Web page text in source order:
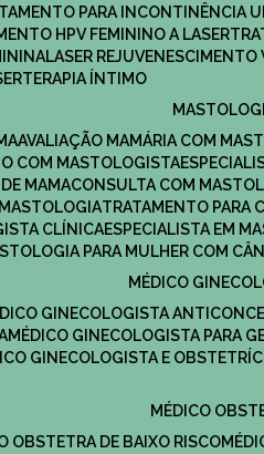
PARA INCONTINÊNCIA
HPV FEMININO A LASER
LASER
ÍNTIMO
AVALIAÇÃO MAMÁRIA COM
COM MASTOLOGISTA
MAMA
CONSULTA COM
MASTOLOGIA TRATAMENTO PARA
CLÍNICA ESPECIALISTA EM
PARA MULHER COM
MÉDICO
GINECOLOGISTA
MÉDICO GINECOLOGISTA PARA
GINECOLOGISTA E
MÉDICO
OBSTETRA DE BAIXO RISCO